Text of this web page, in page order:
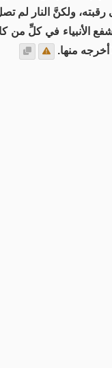
ولكنَّ النار لم
في كلِّ من
منها.